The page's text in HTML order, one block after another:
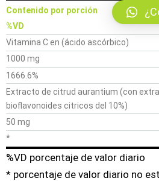
Contenido por porción
%VD
Vitamina C en (ácido ascórbico)
1000 mg
1666.6%
Extracto de citrud aurantium (con
bioflavonoides citricos del 10%)
50 mg
*
%VD porcentaje de valor diario
* porcentaje de valor diario no